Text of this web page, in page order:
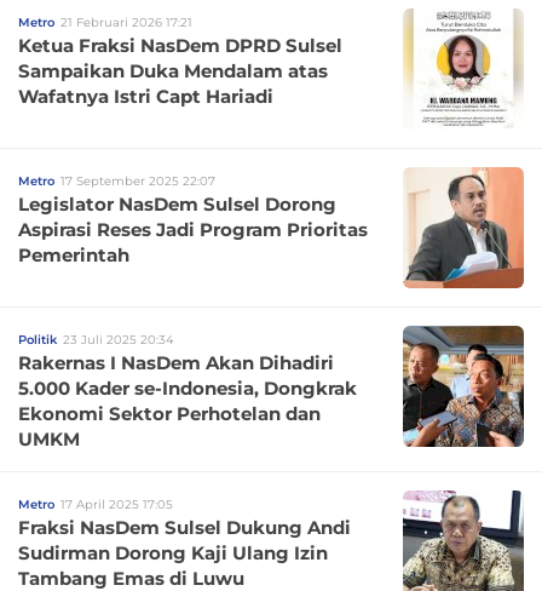
Metro 21 Februari 2026 17:21
Ketua Fraksi NasDem DPRD Sulsel
Sampaikan Duka Mendalam atas
Wafatnya Istri Capt Hariadi
Metro 17 September 2025 22:07
Legislator NasDem Sulsel Dorong
Aspirasi Reses Jadi Program Prioritas
Pemerintah
Politik 23 Juli 2025 20:34
Rakernas I NasDem Akan Dihadiri
5.000 Kader se-Indonesia, Dongkrak
Ekonomi Sektor Perhotelan dan
UMKM
Metro 17 April 2025 17:05
Fraksi NasDem Sulsel Dukung Andi
Sudirman Dorong Kaji Ulang Izin
Tambang Emas di Luwu